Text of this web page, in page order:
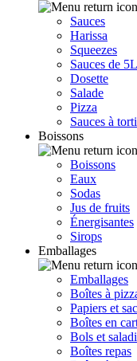
Sauces
Harissa
Squeezes
Sauces de 5L
Dosette
Salade
Pizza
Sauces à
Boissons
Boissons
Eaux
Sodas
Jus de fruits
Énergisantes
Sirops
Emballages
Emballages
Boîtes à
Papiers et
Boîtes en
Bols et
Boîtes repas